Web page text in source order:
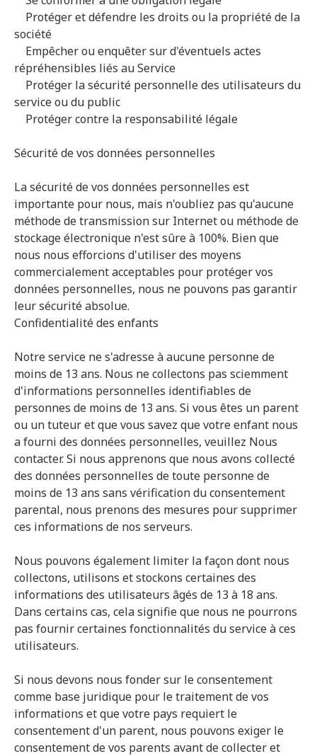
Protéger et défendre les droits ou la propriété de la
société
Empêcher ou enquêter sur d'éventuels actes
répréhensibles liés au Service
Protéger la sécurité personnelle des utilisateurs du
service ou du public
Protéger contre la responsabilité légale
Sécurité de vos données personnelles
La sécurité de vos données personnelles est
importante pour nous, mais n'oubliez pas qu'aucune
méthode de transmission sur Internet ou méthode de
stockage électronique n'est sûre à 100%. Bien que
nous nous efforcions d'utiliser des moyens
commercialement acceptables pour protéger vos
données personnelles, nous ne pouvons pas garantir
leur sécurité absolue.
Confidentialité des enfants
Notre service ne s'adresse à aucune personne de
moins de 13 ans. Nous ne collectons pas sciemment
d'informations personnelles identifiables de
personnes de moins de 13 ans. Si vous êtes un parent
ou un tuteur et que vous savez que votre enfant nous
a fourni des données personnelles, veuillez Nous
contacter. Si nous apprenons que nous avons collecté
des données personnelles de toute personne de
moins de 13 ans sans vérification du consentement
parental, nous prenons des mesures pour supprimer
ces informations de nos serveurs.
Nous pouvons également limiter la façon dont nous
collectons, utilisons et stockons certaines des
informations des utilisateurs âgés de 13 à 18 ans.
Dans certains cas, cela signifie que nous ne pourrons
pas fournir certaines fonctionnalités du service à ces
utilisateurs.
Si nous devons nous fonder sur le consentement
comme base juridique pour le traitement de vos
informations et que votre pays requiert le
consentement d'un parent, nous pouvons exiger le
consentement de vos parents avant de collecter et